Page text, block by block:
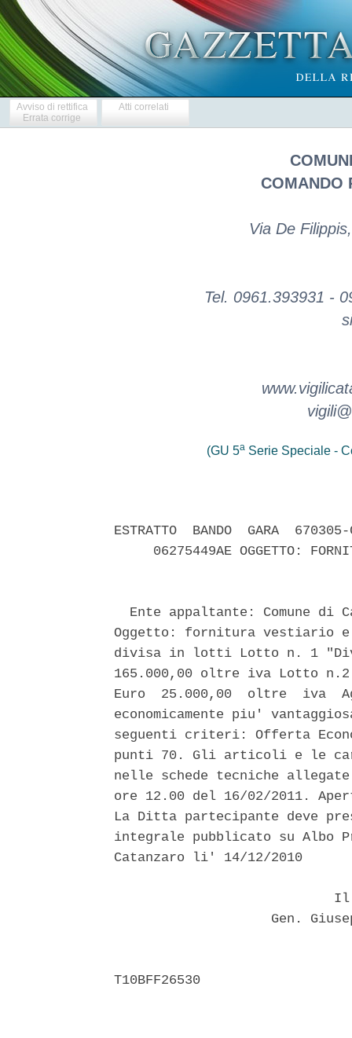
Avviso di rettifica
Errata corrige
Atti correlati
COMANDO
Via De
Tel. 0961.393931 -
(GU 5a Serie Speciale -
ESTRATTO  BANDO  GARA
06275449AE OGGETTO:
Ente appaltante: Comune di
Oggetto: fornitura vestiario
divisa in lotti Lotto n. 1
165.000,00 oltre iva Lotto
Euro  25.000,00  oltre  iva
economicamente piu'
seguenti criteri: Offerta
punti 70. Gli articoli e le
nelle schede tecniche
ore 12.00 del 16/02/2011.
La Ditta partecipante deve
integrale pubblicato su Albo
Catanzaro li' 14/12/2010
Gen.